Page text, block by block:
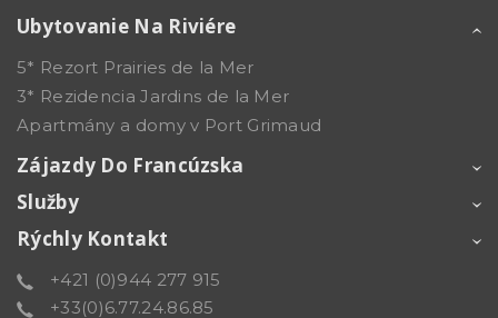
Ubytovanie Na Riviére
5* Rezort Prairies de la Mer
3* Rezidencia Jardins de la Mer
Apartmány a domy v Port Grimaud
Zájazdy Do Francúzska
Služby
Rýchly Kontakt
+421 (0)944 277 915
+33(0)6.77.24.86.85